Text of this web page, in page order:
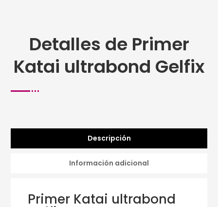
Detalles de Primer
Katai ultrabond Gelfix
Descripción
Información adicional
Primer Katai ultrabond